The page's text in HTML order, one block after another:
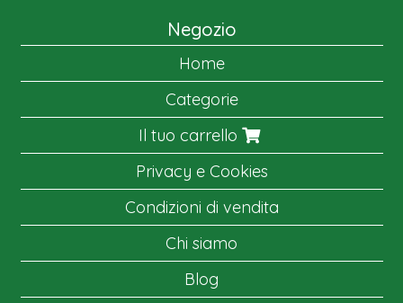
Negozio
Home
Categorie
Il tuo carrello
Privacy e Cookies
Condizioni di vendita
Chi siamo
Blog